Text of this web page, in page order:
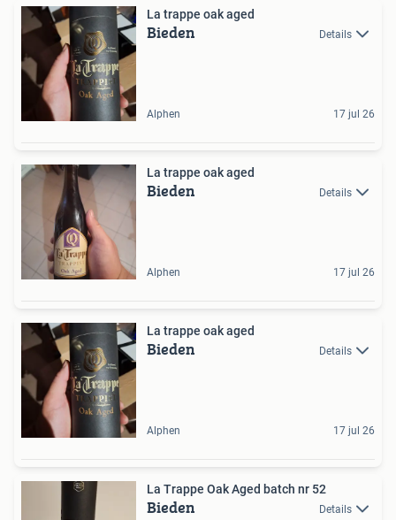
La trappe oak aged
Bieden Details
Alphen 17 jul 26
La trappe oak aged
Bieden Details
Alphen 17 jul 26
La trappe oak aged
Bieden Details
Alphen 17 jul 26
La Trappe Oak Aged batch nr 52
Bieden Details